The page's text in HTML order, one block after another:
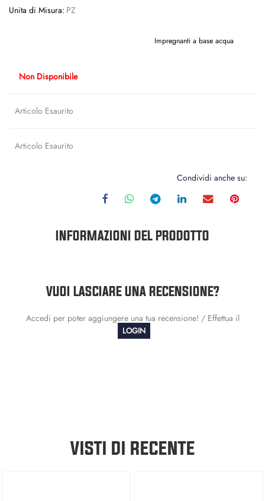
Unita di Misura: PZ
Impregnanti a base acqua
Non Disponibile
Articolo Esaurito
Articolo Esaurito
Condividi anche su:
INFORMAZIONI DEL PRODOTTO
VUOI LASCIARE UNA RECENSIONE?
Accedi per poter aggiungere una tua recensione! / Effettua il
LOGIN
VISTI DI RECENTE